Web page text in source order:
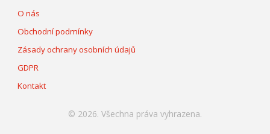
O nás
Obchodní podmínky
Zásady ochrany osobních údajů
GDPR
Kontakt
© 2026. Všechna práva vyhrazena.